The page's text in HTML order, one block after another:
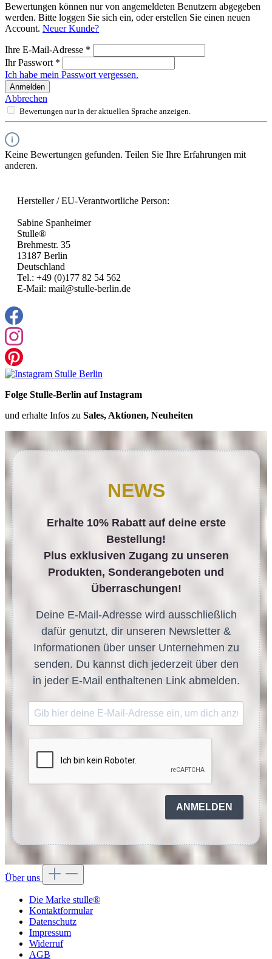
Bewertungen können nur von angemeldeten Benutzern abgegeben
werden. Bitte loggen Sie sich ein, oder erstellen Sie einen neuen
Account. Neuer Kunde?
Ihre E-Mail-Adresse *
Ihr Passwort *
Ich habe mein Passwort vergessen.
Anmelden
Abbrechen
Bewertungen nur in der aktuellen Sprache anzeigen.
Keine Bewertungen gefunden. Teilen Sie Ihre Erfahrungen mit
anderen.
Hersteller / EU-Verantwortliche Person:
Sabine Spanheimer
Stulle®
Brehmestr. 35
13187 Berlin
Deutschland
Tel.: +49 (0)177 82 54 562
E-Mail: mail@stulle-berlin.de
Folge Stulle-Berlin auf Instagram
und erhalte Infos zu Sales, Aktionen, Neuheiten
NEWS
Erhalte 10% Rabatt auf deine erste
Bestellung!
Plus exklusiven Zugang zu unseren
Produkten, Sonderangeboten und
Überraschungen!
Deine E-Mail-Adresse wird ausschließlich
dafür genutzt, dir unseren Newsletter &
Informationen über unser Unternehmen zu
senden. Du kannst dich jederzeit über den
in jeder E-Mail enthaltenen Link abmelden.
ANMELDEN
Über uns
Die Marke stulle®
Kontaktformular
Datenschutz
Impressum
Widerruf
AGB